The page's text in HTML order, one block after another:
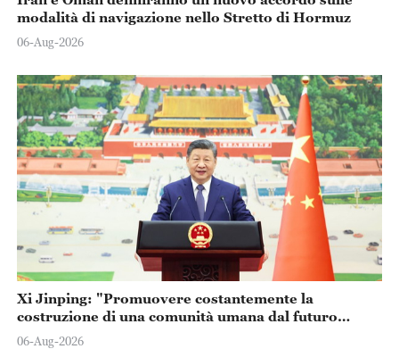
modalità di navigazione nello Stretto di Hormuz
06-Aug-2026
Xi Jinping: "Promuovere costantemente la
costruzione di una comunità umana dal futuro
condiviso"
06-Aug-2026